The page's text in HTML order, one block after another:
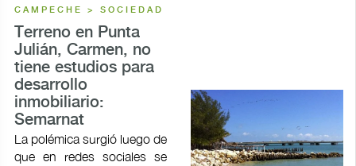
CAMPECHE > SOCIEDAD
Terreno en Punta
Julián, Carmen, no
tiene estudios para
desarrollo
inmobiliario:
Semarnat
La polémica surgió luego de
que en redes sociales se